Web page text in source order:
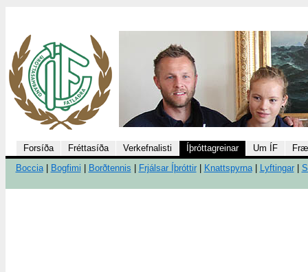
Forsíða Fréttasíða Verkefnalisti Íþróttagreinar Um ÍF
Boccia| Bogfimi Borðtennis Frjálsar Íþróttir| Knattspyrna| Lyftingar|